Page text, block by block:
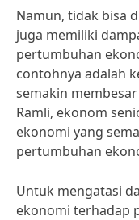
Namun, tidak bisa
juga memiliki
pertumbuhan
contohnya adalah
semakin
Ramli, ekonom
ekonomi yang
pertumbuhan
Untuk mengatasi
ekonomi terhadap